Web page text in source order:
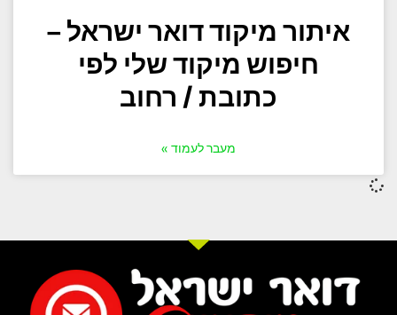
איתור מיקוד דואר ישראל –
חיפוש מיקוד שלי לפי
כתובת / רחוב
מעבר לעמוד »